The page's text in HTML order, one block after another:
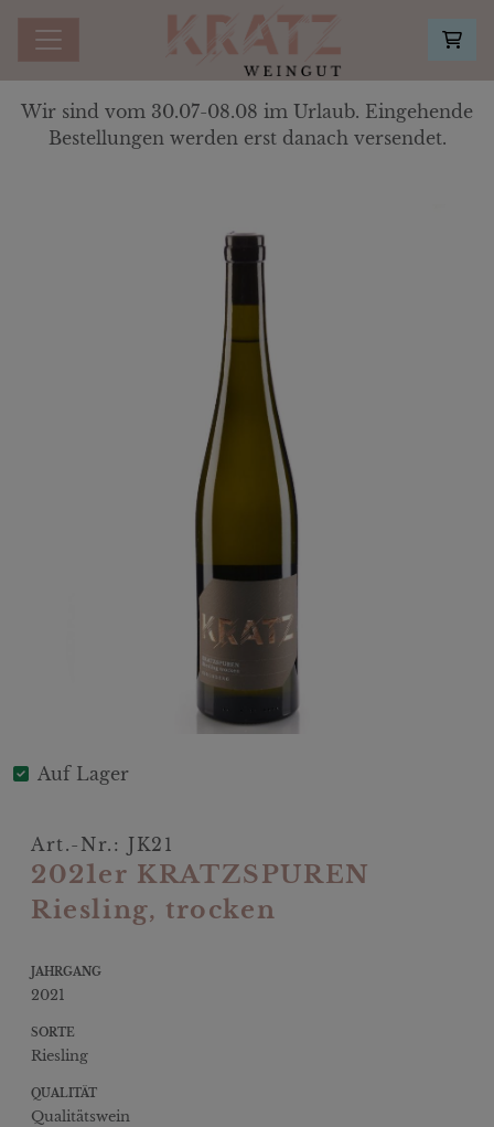
Wir sind vom 30.07-08.08 im Urlaub. Eingehende
Bestellungen werden erst danach versendet.
Auf Lager
Art.-Nr.: JK21
2021er KRATZSPUREN
Riesling, trocken
JAHRGANG
2021
SORTE
Riesling
QUALITÄT
Qualitätswein